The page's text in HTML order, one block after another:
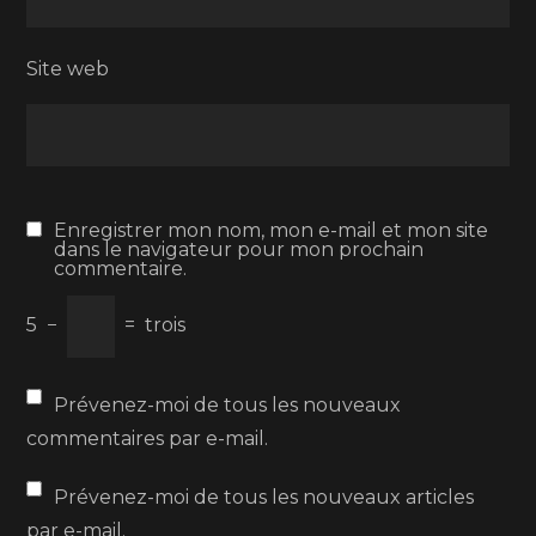
Site web
Enregistrer mon nom, mon e-mail et mon site
dans le navigateur pour mon prochain
commentaire.
5 − = trois
Prévenez-moi de tous les nouveaux
commentaires par e-mail.
Prévenez-moi de tous les nouveaux articles
par e-mail.